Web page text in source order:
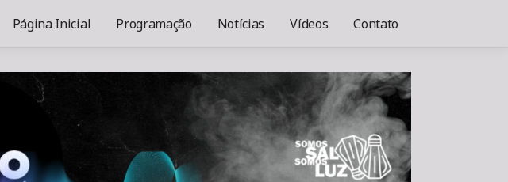
Página Inicial Programação Notícias Vídeos Contato